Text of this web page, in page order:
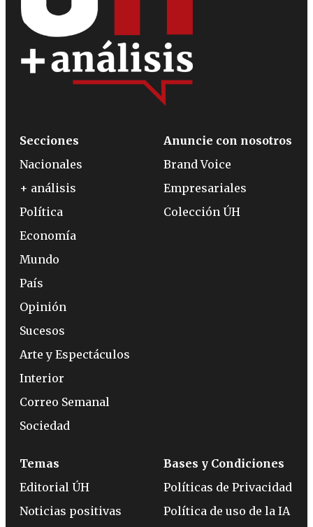
Secciones
Nacionales
+ análisis
Política
Economía
Mundo
País
Opinión
Sucesos
Arte y Espectáculos
Interior
Correo Semanal
Sociedad
Anuncie con nosotros
Brand Voice
Empresariales
Colección ÚH
Temas
Editorial ÚH
Noticias positivas
Bases y Condiciones
Políticas de Privacidad
Política de uso de la IA